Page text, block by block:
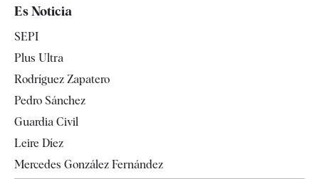
Televisión
Es Noticia
SEPI
Plus Ultra
Rodríguez Zapatero
Pedro Sánchez
Guardia Civil
Leire Díez
Mercedes González Fernández